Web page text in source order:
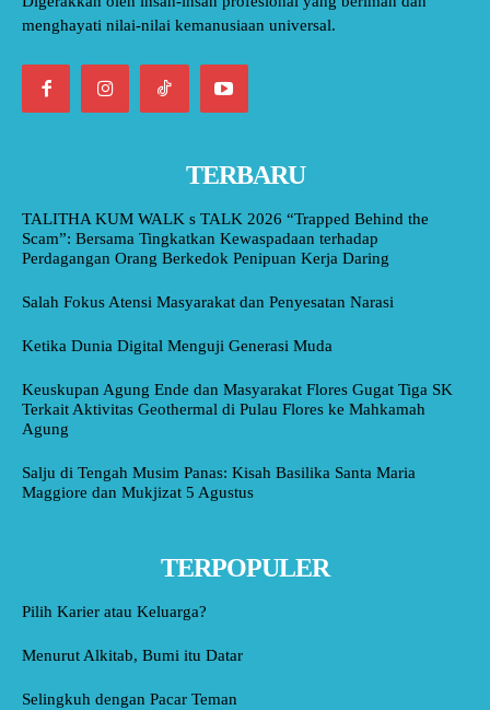
menghayati nilai-nilai kemanusiaan universal.
TERBARU
TALITHA KUM WALK s TALK 2026 “Trapped Behind the
Scam”: Bersama Tingkatkan Kewaspadaan terhadap
Perdagangan Orang Berkedok Penipuan Kerja Daring
Salah Fokus Atensi Masyarakat dan Penyesatan Narasi
Ketika Dunia Digital Menguji Generasi Muda
Keuskupan Agung Ende dan Masyarakat Flores Gugat Tiga SK
Terkait Aktivitas Geothermal di Pulau Flores ke Mahkamah
Agung
Salju di Tengah Musim Panas: Kisah Basilika Santa Maria
Maggiore dan Mukjizat 5 Agustus
TERPOPULER
Pilih Karier atau Keluarga?
Menurut Alkitab, Bumi itu Datar
Selingkuh dengan Pacar Teman